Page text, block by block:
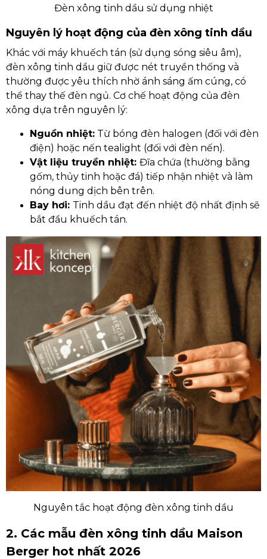
Đèn xông tinh dầu sử dụng nhiệt
Nguyên lý hoạt động của đèn xông tinh dầu
Khác với máy khuếch tán (sử dụng sóng siêu âm),
đèn xông tinh dầu giữ được nét truyền thống và
thường được yêu thích nhờ ánh sáng ấm cúng, có
thể thay thế đèn ngủ. Cơ chế hoạt động của đèn
xông dựa trên nguyên lý:
Nguồn nhiệt: Từ bóng đèn halogen (đối với đèn
điện) hoặc nến tealight (đối với đèn nến).
Vật liệu truyền nhiệt: Đĩa chứa (thường bằng
gốm, thủy tinh hoặc đá) tiếp nhận nhiệt và làm
nóng dung dịch bên trên.
Bay hơi: Tinh dầu đạt đến nhiệt độ nhất định sẽ
bắt đầu khuếch tán.
Nguyên tắc hoạt động đèn xông tinh dầu
2. Các mẫu đèn xông tinh dầu Maison
Berger hot nhất 2026